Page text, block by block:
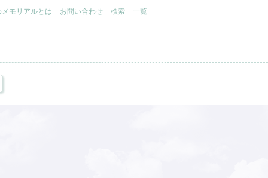
モリアルとは お問い合わせ 検索 一覧